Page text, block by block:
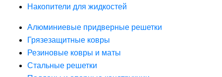
Накопители для жидкостей
Алюминиевые придверные решетки
Грязезащитные ковры
Резиновые ковры и маты
Стальные решетки